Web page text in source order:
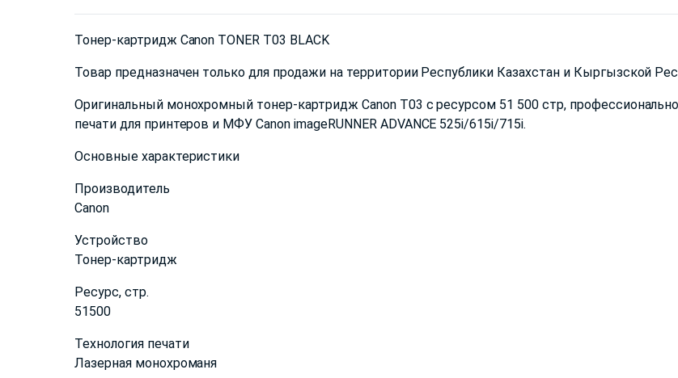
Тонер-картридж Canon TONER T03 BLACK
Товар предназначен только для продажи на территории Республики Казахстан и Кыргызской
Оригинальный монохромный тонер-картридж Canon T03 с ресурсом 51 500 стр,
печати для принтеров и МФУ Canon imageRUNNER ADVANCE 525i/615i/715i.
Основные характеристики
Производитель
Canon
Устройство
Тонер-картридж
Ресурс, стр.
51500
Технология печати
Лазерная монохроманя